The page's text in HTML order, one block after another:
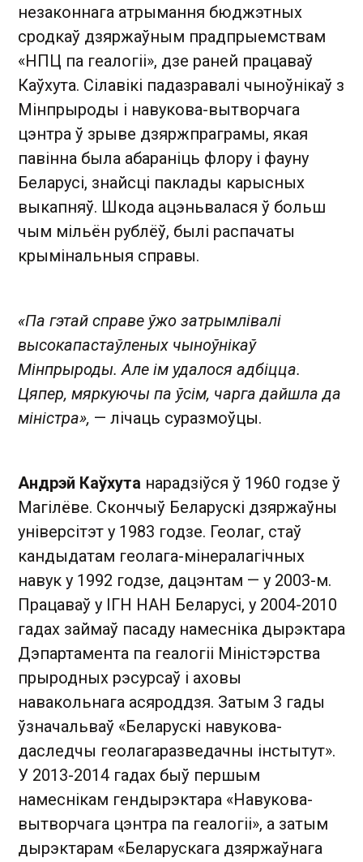
незаконнага атрымання бюджэтных
сродкаў дзяржаўным прадпрыемствам
«НПЦ па геалогіі», дзе раней працаваў
Каўхута. Сілавікі падазравалі чыноўнікаў з
Мінпрыроды і навукова-вытворчага
цэнтра ў зрыве дзяржпраграмы, якая
павінна была абараніць флору і фауну
Беларусі, знайсці паклады карысных
выкапняў. Шкода ацэньвалася ў больш
чым мільён рублёў, былі распачаты
крымінальныя справы.
«Па гэтай справе ўжо затрымлівалі
высокапастаўленых чыноўнікаў
Мінпрыроды. Але ім удалося адбіцца.
Цяпер, мяркуючы па ўсім, чарга дайшла да
міністра», — лічаць суразмоўцы.
Андрэй Каўхута нарадзіўся ў 1960 годзе ў
Магілёве. Скончыў Беларускі дзяржаўны
універсітэт у 1983 годзе. Геолаг, стаў
кандыдатам геолага-мінералагічных
навук у 1992 годзе, дацэнтам — у 2003-м.
Працаваў у ІГН НАН Беларусі, у 2004-2010
гадах займаў пасаду намесніка дырэктара
Дэпартамента па геалогіі Міністэрства
прыродных рэсурсаў і аховы
навакольнага асяроддзя. Затым 3 гады
ўзначальваў «Беларускі навукова-
даследчы геолагаразведачны інстытут».
У 2013-2014 гадах быў першым
намеснікам гендырэктара «Навукова-
вытворчага цэнтра па геалогіі», а затым
дырэктарам «Беларускага дзяржаўнага